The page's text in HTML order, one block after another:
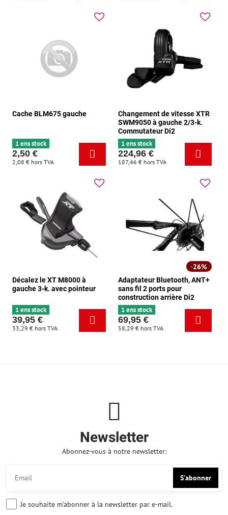
Cache BLM675 gauche
1 ens stock
2,50 €
2,08 € hors TVA
Changement de vitesse XTR
SWM9050 à gauche 2/3-k.
Commutateur Di2
1 ens stock
224,96 €
187,46 € hors TVA
Décalez le XT M8000 à
gauche 3-k. avec pointeur
1 ens stock
39,95 €
33,29 € hors TVA
26%
Adaptateur Bluetooth, ANT+
sans fil 2 ports pour
construction arrière Di2
1 ens stock
69,95 €
58,29 € hors TVA
Newsletter
Abonnez-vous à notre newsletter:
S'abonner
Je souhaite m'abonner à la newsletter par e-mail.